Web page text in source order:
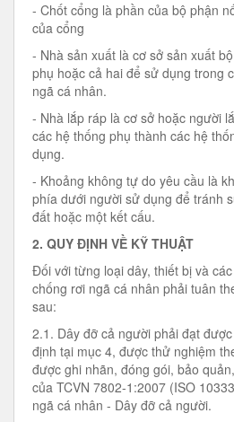
- Chốt cổng là phần của bộ phận
của cổng
- Nhà sản xuất là cơ sở sản xuất
phụ hoặc cả hai để sử dụng trong
ngã cá nhân.
- Nhà lắp ráp là cơ sở hoặc người
các hệ thống phụ thành các hệ
dụng.
- Khoảng không tự do yêu cầu là
phía dưới người sử dụng để tránh
đất hoặc một kết cấu.
2. QUY ĐỊNH VỀ KỸ THUẬT
Đối với từng loại dây, thiết bị và
chống rơi ngã cá nhân phải tuân
sau:
2.1. Dây đỡ cả người phải đạt
định tại mục 4, được thử nghiệm
được ghi nhãn, đóng gói, bảo
của TCVN 7802-1:2007 (ISO
ngã cá nhân - Dây đỡ cả người.